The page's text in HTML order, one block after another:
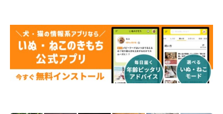
きなので、広い公園で走らせてるときは、むぎが楽しそうなので
こちらも楽しくなるんです」